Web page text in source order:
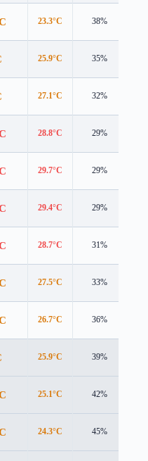
23.3°C 38%
25.9°C 35%
27.1°C 32%
28.8°C 29%
29.7°C 29%
29.4°C 29%
28.7°C 31%
27.5°C 33%
26.7°C 36%
25.9°C 39%
25.1°C 42%
24.3°C 45%